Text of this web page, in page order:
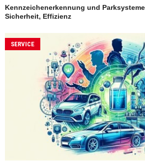
Kennzeichenerkennung und
Sicherheit, Effizienz
SERVICE